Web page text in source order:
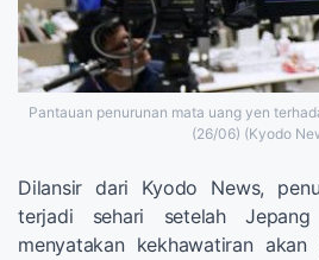
Pantauan penurunan mata uang yen
(26/06) (Kyodo
Dilansir dari Kyodo News,
terjadi sehari setelah
menyatakan kekhawatiran